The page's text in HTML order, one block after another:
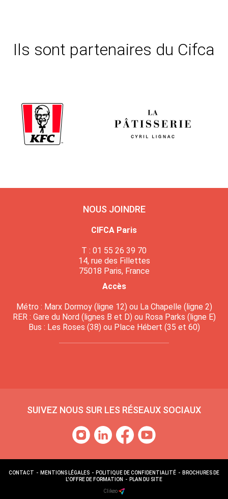
Ils sont partenaires du Cifca
NOUS JOINDRE
CIFCA Paris
T : 01 55 26 39 70
14, rue des Fillettes
75018 Paris, France
Accès
Métro : Marx Dormoy (ligne 12) ou La Chapelle (ligne 2)
RER : Gare du Nord (lignes B et D) ou Rosa Parks (ligne E)
Bus : Les Roses (38) ou Place Hébert (35 et 60)
SUIVEZ NOUS SUR LES RÉSEAUX SOCIAUX
CONTACT - MENTIONS LÉGALES - POLITIQUE DE CONFIDENTIALITÉ - BROCHURES DE
L'OFFRE DE FORMATION
- PLAN DU SITE
Clikeo